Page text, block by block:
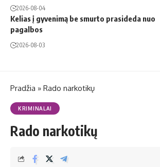
2026-08-04
Kelias į gyvenimą be smurto prasideda nuo
pagalbos
2026-08-03
Pradžia » Rado narkotikų
KRIMINALAI
Rado narkotikų